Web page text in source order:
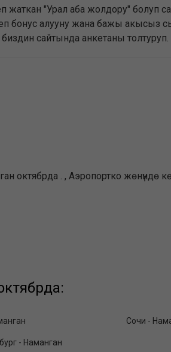
"Урал аба жолдору" болуп
бонус алууну жана бажы акысыз
сайтында анкетаны толтуруп.
октябрда . , Аэропортко жөнүндө
Сочи -
- Наманган